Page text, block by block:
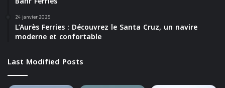
24 janvier 2025
L’Aurès Ferries : Découvrez le Santa Cruz, un navire
moderne et confortable
Last Modified Posts